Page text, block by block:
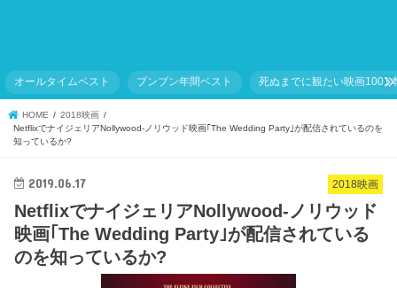
オールタイムベスト ブンブン年間ベスト 死ぬまでに観たい映画1001
HOME
2018映画
NetflixでナイジェリアNollywood-ノリウッド映画｢The Wedding Party｣が配信されているのを
知っているか?
2018映画
2019.06.17
NetflixでナイジェリアNollywood-ノリウッド
映画｢The Wedding Party｣が配信されている
のを知っているか?